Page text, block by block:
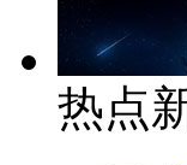
热点